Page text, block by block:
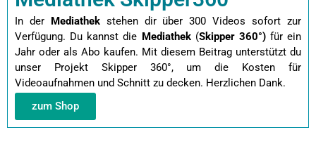
In der Mediathekstehen dir über 300 Videos sofort zur
Verfügung. Du kannst die Mediathek(Skipper 360°)für ein
Jahr oder als Abo kaufen. Mit diesem Beitrag unterstützt du
unser Projekt Skipper 360°, um die Kosten für
Videoaufnahmen und Schnitt zu decken. Herzlichen Dank.
zum Shop